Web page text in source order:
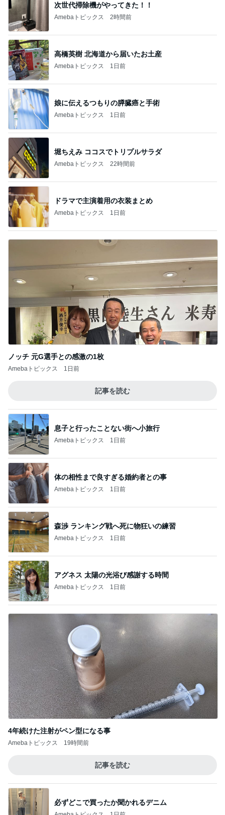
次世代掃除機がやってきた！！
Amebaトピックス 2時間前
高橋英樹 北海道から届いたお土産
Amebaトピックス 1日前
娘に伝えるつもりの膵臓癌と手術
Amebaトピックス 1日前
堀ちえみ ココスでトリプルサラダ
Amebaトピックス 22時間前
ドラマで主演着用の衣装まとめ
Amebaトピックス 1日前
ノッチ 元G選手との感激の1枚
Amebaトピックス 1日前
記事を読む
息子と行ったことない街へ小旅行
Amebaトピックス 1日前
体の相性まで良すぎる婚約者との事
Amebaトピックス 1日前
森渉 ランキング戦へ死に物狂いの練習
Amebaトピックス 1日前
アグネス 太陽の光浴び感謝する時間
Amebaトピックス 1日前
4年続けた注射がペン型になる事
Amebaトピックス 19時間前
記事を読む
必ずどこで買ったか聞かれるデニム